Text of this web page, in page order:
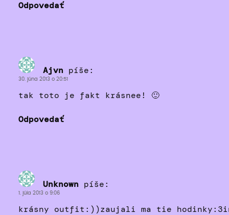
Odpovedať
Ajvn píše:
30. júna 2013 o 20:51
tak toto je fakt krásnee! 🙂
Odpovedať
Unknown píše:
1. júla 2013 o 9:06
krásny outfit:))zaujali ma tie